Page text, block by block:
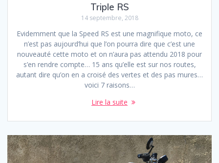
Triple RS
14 septembre, 2018
Evidemment que la Speed RS est une magnifique moto, ce
n’est pas aujourd’hui que l’on pourra dire que c’est une
nouveauté cette moto et on n’aura pas attendu 2018 pour
s’en rendre compte… 15 ans qu’elle est sur nos routes,
autant dire qu’on en a croisé des vertes et des pas mures…
voici 7 raisons…
Lire la suite